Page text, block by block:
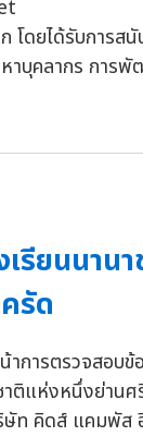
โดยได้รับการส
าบุคลากร การพั
ยนนาน
รัด
การตรวจสอบ
าติแห่งหนึ่งย่า
ท คิดส์ แคมพั